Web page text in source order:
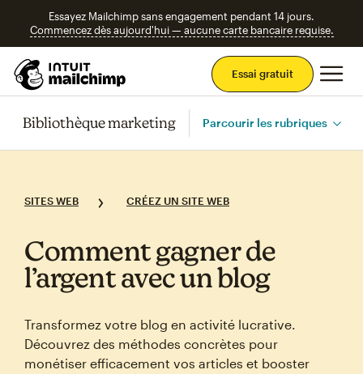
Essayez Mailchimp sans engagement pendant 14 jours.
Commencez dès aujourd'hui — aucune carte bancaire requise.
Essai gratuit
Bibliothèque marketing Parcourir les rubriques
SITES WEB CRÉEZ UN SITE WEB
Comment gagner de
l’argent avec un blog
Transformez votre blog en activité lucrative.
Découvrez des méthodes concrètes pour
monétiser efficacement vos articles et booster